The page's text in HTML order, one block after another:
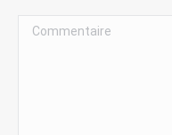
Commentaire